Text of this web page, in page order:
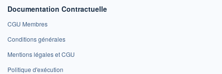
Documentation Contractuelle
CGU Membres
Conditions générales
Mentions légales et CGU
Politique d'exécution